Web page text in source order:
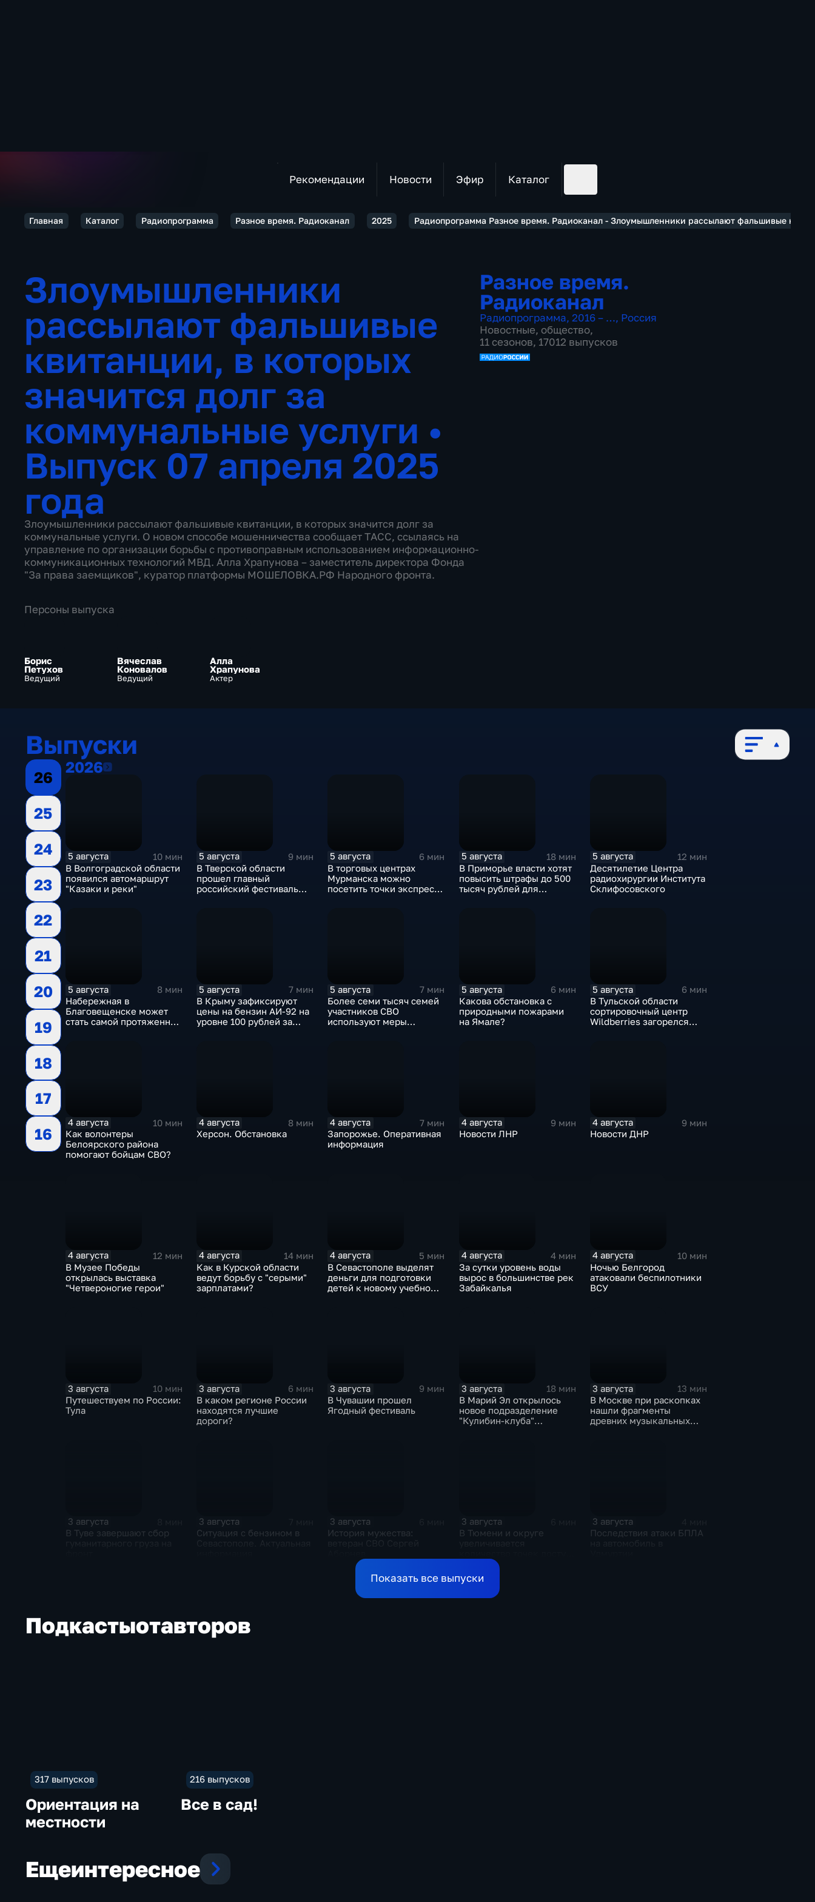
Рекомендации Новости Эфир Каталог
Главная Каталог Радиопрограмма Разное время. Радиоканал 2025 Радиопрограмма Разное время. Радиоканал - Злоумышленники рассылают фальшивые
Злоумышленники
рассылают фальшивые
квитанции, в которых
значится долг за
коммунальные услуги •
Выпуск 07 апреля 2025
года
Злоумышленники рассылают фальшивые квитанции, в которых значится долг за
коммунальные услуги. О новом способе мошенничества сообщает ТАСС, ссылаясь на
управление по организации борьбы с противоправным использованием информационно-
коммуникационных технологий МВД. Алла Храпунова – заместитель директора Фонда
"За права заемщиков", куратор платформы МОШЕЛОВКА.РФ Народного фронта.
Разное время.
Радиоканал
Радиопрограмма, 2016 – …, Россия
Новостные, общество,
11 сезонов, 17012 выпусков
Персоны выпуска
Борис
Петухов
Ведущий
Вячеслав
Коновалов
Ведущий
Алла
Храпунова
Актер
Выпуски
26
25
24
23
22
21
20
19
18
17
16
20262026
5 августа
10 мин
В Волгоградской области
появился автомаршрут
"Казаки и реки"
5 августа
9 мин
В Тверской области
прошел главный
российский фестиваль
5 августа
6 мин
В торговых центрах
Мурманска можно
посетить точки экспресс-
5 августа
18 мин
В Приморье власти хотят
повысить штрафы до 500
тысяч рублей для
5 августа
12 мин
Десятилетие Центра
радиохирургии Института
Склифосовского
5 августа
8 мин
Набережная в
Благовещенске может
стать самой протяженной
5 августа
7 мин
В Крыму зафиксируют
цены на бензин АИ-92 на
уровне 100 рублей за
5 августа
7 мин
Более семи тысяч семей
участников СВО
используют меры
5 августа
6 мин
Какова обстановка с
природными пожарами
на Ямале?
5 августа
6 мин
В Тульской области
сортировочный центр
Wildberries загорелся
4 августа
10 мин
Как волонтеры
Белоярского района
помогают бойцам СВО?
4 августа
8 мин
Херсон. Обстановка
4 августа
7 мин
Запорожье. Оперативная
информация
4 августа
9 мин
Новости ЛНР
4 августа
9 мин
Новости ДНР
4 августа
12 мин
В Музее Победы
открылась выставка
"Четвероногие герои"
4 августа
14 мин
Как в Курской области
ведут борьбу с "серыми"
зарплатами?
4 августа
5 мин
В Севастополе выделят
деньги для подготовки
детей к новому учебному
4 августа
4 мин
За сутки уровень воды
вырос в большинстве рек
Забайкалья
4 августа
10 мин
Ночью Белгород
атаковали беспилотники
ВСУ
3 августа
10 мин
Путешествуем по России:
Тула
3 августа
6 мин
В каком регионе России
находятся лучшие
дороги?
3 августа
9 мин
В Чувашии прошел
Ягодный фестиваль
3 августа
18 мин
В Марий Эл открылось
новое подразделение
"Кулибин-клуба"
3 августа
13 мин
В Москве при раскопках
нашли фрагменты
древних музыкальных
3 августа
В Туве завершают сбор
3 августа
Ситуация с бензином в
3 августа
История мужества:
3 августа
В Тюмени и округе
к питьевой воде в рамках
проекта "Чистая вода"
3 августа
Последствия атаки БПЛА
Показать все выпуски
Подкастыотавторов
317 выпусков
Ориентация на
местности
216 выпусков
Все в сад!
Ещеинтересное